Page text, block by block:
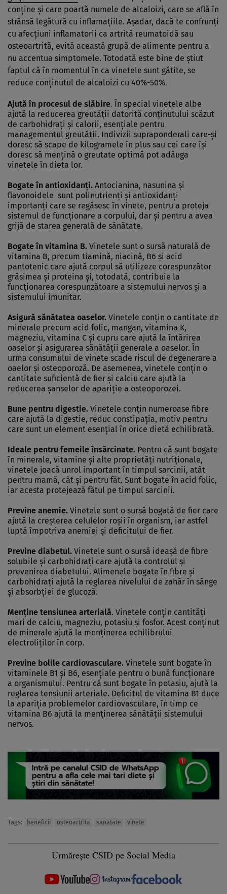
conţine şi care poartă numele de alcaloizi, care se află în
strânsă legătură cu inflamaţiile. Aşadar, dacă te confrunţi
cu afecţiuni inflamatorii ca artrită reumatoidă sau
osteoartrită, evită această grupă de alimente pentru a
nu accentua simptomele. Totodată este bine de ştiut
faptul că în momentul în ca vinetele sunt gătite, se
reduce conţinutul de alcaloizi cu 40%-50%.
Ajută în procesul de slăbire. În special vinetele albe
ajută la reducerea greutăţii datorită conţinutului scăzut
de carbohidraţi şi calorii, esenţiale pentru
managementul greutăţii. Indivizii supraponderali care-şi
doresc să scape de kilogramele în plus sau cei care îşi
doresc să menţină o greutate optimă pot adăuga
vinetele în dieta lor.
Bogate în antioxidanţi. Antocianina, nasunina şi
flavonoidele sunt polinutrienţi şi antioxidanţi
importanţi care se regăsesc în vinete, pentru a proteja
sistemul de funcţionare a corpului, dar şi pentru a avea
grijă de starea generală de sănătate.
Bogate în vitamina B. Vinetele sunt o sursă naturală de
vitamina B, precum tiamină, niacină, B6 şi acid
pantotenic care ajută corpul să utilizeze corespunzător
grăsimea şi proteina şi, totodată, contribuie la
funcţionarea corespunzătoare a sistemului nervos şi a
sistemului imunitar.
Asigură sănătatea oaselor. Vinetele conţin o cantitate de
minerale precum acid folic, mangan, vitamina K,
magneziu, vitamina C şi cupru care ajută la întărirea
oaselor şi asigurarea sănătăţii generale a oaselor. În
urma consumului de vinete scade riscul de degenerare a
oaelor şi osteoporoză. De asemenea, vinetele conţin o
cantitate suficientă de fier şi calciu care ajută la
reducerea şanselor de apariţie a osteoporozei.
Bune pentru digestie. Vinetele conţin numeroase fibre
care ajută la digestie, reduc constipaţia, motiv pentru
care sunt un element esenţial în orice dietă echilibrată.
Ideale pentru femeile însărcinate. Pentru că sunt bogate
în minerale, vitamine şi alte proprietăţi nutriţionale,
vinetele joacă unrol important în timpul sarcinii, atât
pentru mamă, cât şi pentru făt. Sunt bogate în acid folic,
iar acesta protejează fătul pe timpul sarcinii.
Previne anemie. Vinetele sunt o sursă bogată de fier care
ajută la creşterea celulelor roşii în organism, iar astfel
luptă împotriva anemiei şi deficitului de fier.
Previne diabetul. Vinetele sunt o sursă ideaşă de fibre
solubile şi carbohidraţi care ajută la controlul şi
prevenirea diabetului. Alimenele bogate în fibre şi
carbohidraţi ajută la reglarea nivelului de zahăr în sânge
şi absorbţiei de glucoză.
Menţine tensiunea arterială. Vinetele conţin cantităţi
mari de calciu, magneziu, potasiu şi fosfor. Acest conţinut
de minerale ajută la menţinerea echilibrului
electroliţilor în corp.
Previne bolile cardiovasculare. Vinetele sunt bogate în
vitaminele B1 şi B6, esenţiale pentru o bună funcţionare
a organismului. Pentru că sunt bogate în potasiu, ajută la
reglarea tensiunii arteriale. Deficitul de vitamina B1 duce
la apariţia problemelor cardiovasculare, în timp ce
vitamina B6 ajută la menţinerea sănătăţii sistemului
nervos.
Tags: beneficii osteoartrita sanatate vinete
Urmărește CSID pe Social Media